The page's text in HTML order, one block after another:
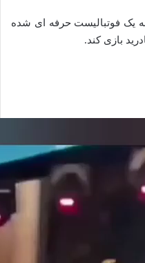
به یک فوتبالیست حرفه ای شده
بازی کند.